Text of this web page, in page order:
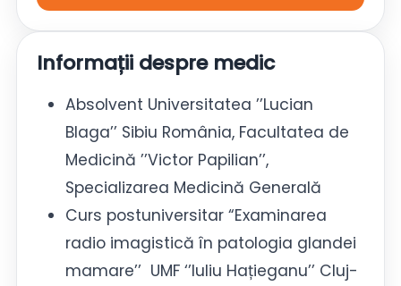
Informații despre medic
Absolvent Universitatea ’’Lucian
Blaga’’ Sibiu România, Facultatea de
Medicină ’’Victor Papilian’’,
Specializarea Medicină Generală
Curs postuniversitar “Examinarea
radio imagistică în patologia glandei
mamare’’ UMF ‘’Iuliu Hațieganu’’ Cluj-